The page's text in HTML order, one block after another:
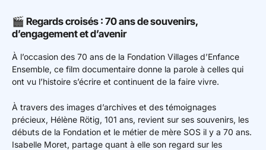
🎬 Regards croisés : 70 ans de souvenirs,
d’engagement et d’avenir
À l’occasion des 70 ans de la Fondation Villages d’Enfance
Ensemble, ce film documentaire donne la parole à celles qui
ont vu l’histoire s’écrire et continuent de la faire vivre.
À travers des images d’archives et des témoignages
précieux, Hélène Rötig, 101 ans, revient sur ses souvenirs, les
débuts de la Fondation et le métier de mère SOS il y a 70 ans.
Isabelle Moret, partage quant à elle son regard sur les